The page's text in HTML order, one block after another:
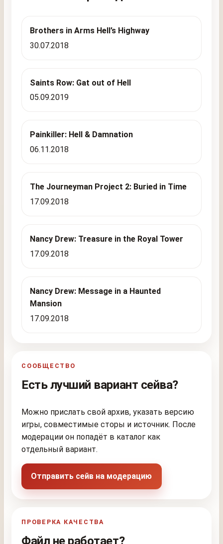
Brothers in Arms Hell’s Highway
30.07.2018
Saints Row: Gat out of Hell
05.09.2019
Painkiller: Hell & Damnation
06.11.2018
The Journeyman Project 2: Buried in Time
17.09.2018
Nancy Drew: Treasure in the Royal Tower
17.09.2018
Nancy Drew: Message in a Haunted
Mansion
17.09.2018
СООБЩЕСТВО
Есть лучший вариант сейва?
Можно прислать свой архив, указать версию
игры, совместимые сторы и источник. После
модерации он попадёт в каталог как
отдельный вариант.
Отправить сейв на модерацию
ПРОВЕРКА КАЧЕСТВА
Файл не работает?